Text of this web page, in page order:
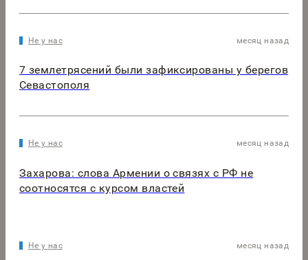
Не у нас месяц назад
7 землетрясений были зафиксированы у берегов
Севастополя
Не у нас месяц назад
Захарова: слова Армении о связях с РФ не
соотносятся с курсом властей
Не у нас месяц назад